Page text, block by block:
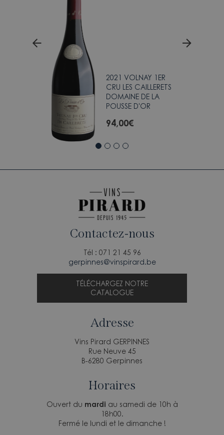
2021 VOLNAY 1ER
CRU LES CAILLERETS
DOMAINE DE LA
POUSSE D'OR
94,00€
Contactez-nous
Tél : 071 21 45 96
gerpinnes@vinspirard.be
TÉLÉCHARGEZ NOTRE
CATALOGUE
Adresse
Vins Pirard GERPINNES
Rue Neuve 45
B-6280 Gerpinnes
Horaires
Ouvert du mardi au samedi de 10h à
18h00.
Fermé le lundi et le dimanche !